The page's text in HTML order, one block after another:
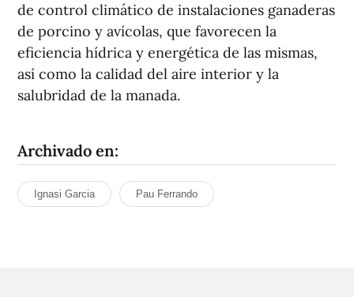
de control climático de instalaciones ganaderas
de porcino y avícolas, que favorecen la
eficiencia hídrica y energética de las mismas,
así como la calidad del aire interior y la
salubridad de la manada.
Archivado en:
Ignasi Garcia Pau Ferrando